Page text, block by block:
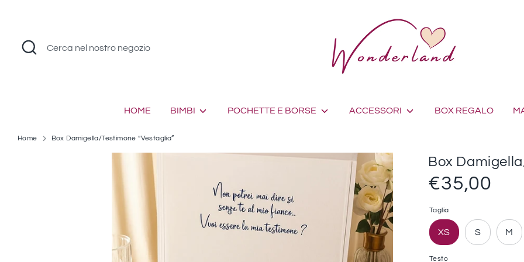
Cerca
Cerca
nel
HOME BIMBI POCHETTE E BORSE ACCESSORI BOX REGALO
Home Box Damigella/Testimone “Vestaglia”
Box
€35,00
Taglia
XS S M
Testo